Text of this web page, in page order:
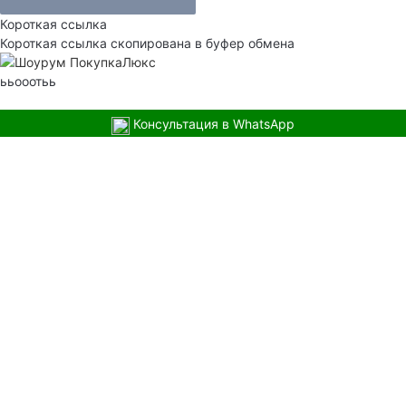
Короткая ссылка
Короткая ссылка скопирована в буфер обмена
ььооотьь
Консультация в WhatsApp